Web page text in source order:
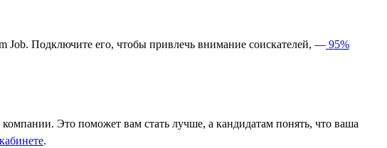
Job. Подключите его, чтобы привлечь внимание соискателей, — 95%
Это поможет вам стать лучше, а кандидатам понять, что ваша
.